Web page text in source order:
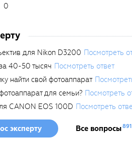
0
для Nikon D3200 Посмотреть
40-50 тысяч Посмотреть ответ
найти свой фотоаппарат
для семьи? Посмотреть
CANON EOS 100D Посмотреть
эксперту Все вопросы891